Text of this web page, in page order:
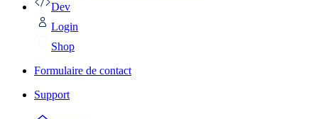
Dev
Login
Shop
Formulaire de contact
Support